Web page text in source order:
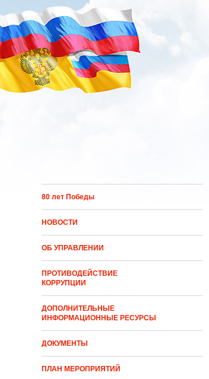
Перейти к основному содержанию
80 лет Победы
НОВОСТИ
ОБ УПРАВЛЕНИИ
ПРОТИВОДЕЙСТВИЕ
КОРРУПЦИИ
ДОПОЛНИТЕЛЬНЫЕ
ИНФОРМАЦИОННЫЕ РЕСУРСЫ
ДОКУМЕНТЫ
ПЛАН МЕРОПРИЯТИЙ